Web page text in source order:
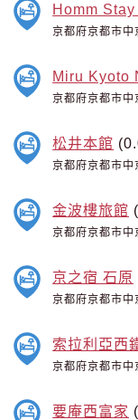
Homm
京都府京都市
Miru Kyoto
京都府京都市
松井本館
京都府京都市
金波樓旅館
京都府京都市
京之宿 石原
京都府京都市中
索拉利亞西
京都府京都市
要庵西富家